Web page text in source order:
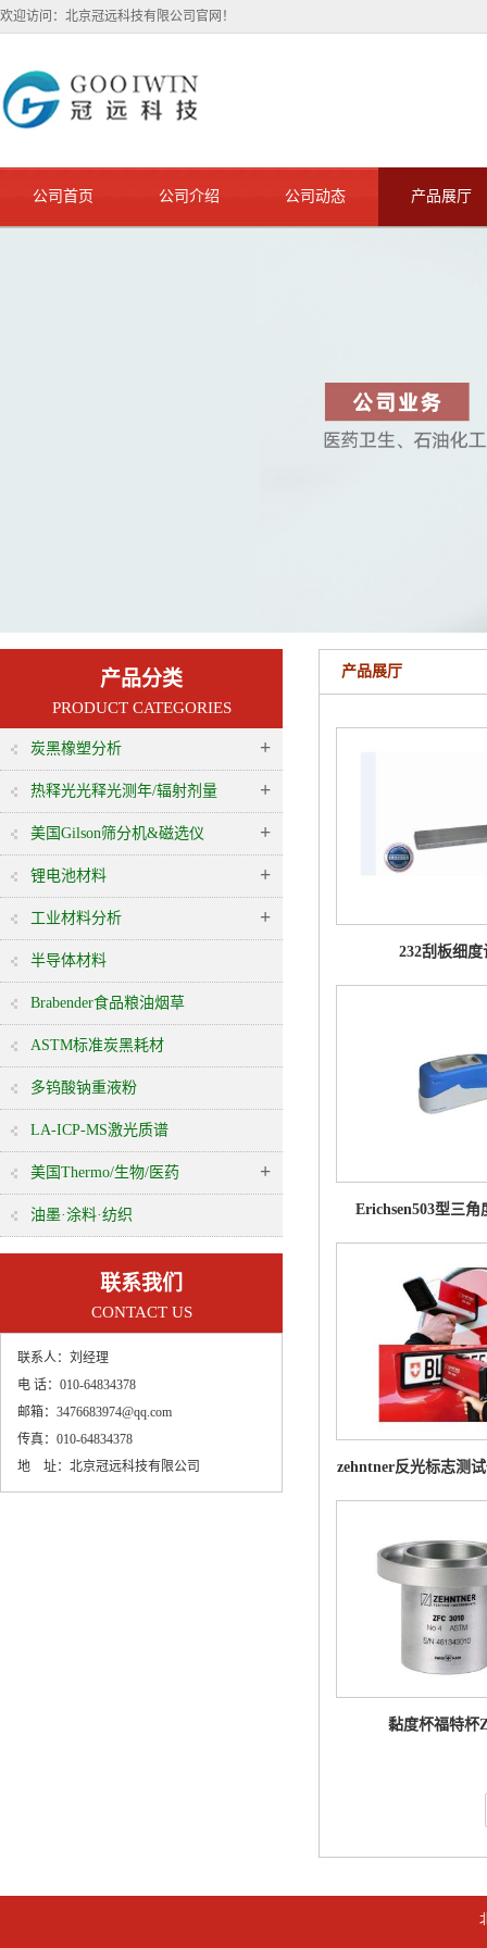
欢迎访问：北京冠远科技有限公司官网！
公司首页 公司介绍 公司动态 产品展厅
产品分类
PRODUCT CATEGORIES
炭黑橡塑分析 +
热释光光释光测年/辐射剂量 +
美国Gilson筛分机&磁选仪 +
锂电池材料 +
工业材料分析 +
半导体材料
Brabender食品粮油烟草
ASTM标准炭黑耗材
多钨酸钠重液粉
LA-ICP-MS激光质谱
美国Thermo/生物/医药 +
油墨·涂料·纺织
联系我们
CONTACT US
联系人： 刘经理
电 话： 010-64834378
邮箱： 3476683974@qq.com
传真： 010-64834378
地 址： 北京冠远科技有限公司
产品展厅
232刮板细度
Erichsen503型三角
zehntner反光标志测
黏度杯福特杯